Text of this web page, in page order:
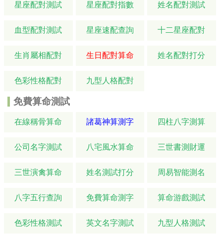
星座配對測試 星座配對指數 姓名配對測試
血型配對測試 星座速配查詢 十二星座配對
生肖屬相配對 生日配對算命 姓名配對打分
色彩性格配對 九型人格配對
免費算命測試
在線稱骨算命 諸葛神算測字 四柱八字測算
公司名字測試 八宅風水算命 三世書測財運
三世演禽算命 姓名測試打分 周易智能測名
八字五行查詢 免費算命測字 算命游戲測試
色彩性格測試 英文名字測試 九型人格測試